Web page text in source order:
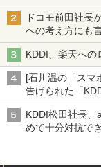
ドコモ前田社長
への考え方にも
KDDI、楽天への
[石川温の「スマ
告げられた「
穴と楽天モバイ
KDDI松田社長、
めて十分対抗でき